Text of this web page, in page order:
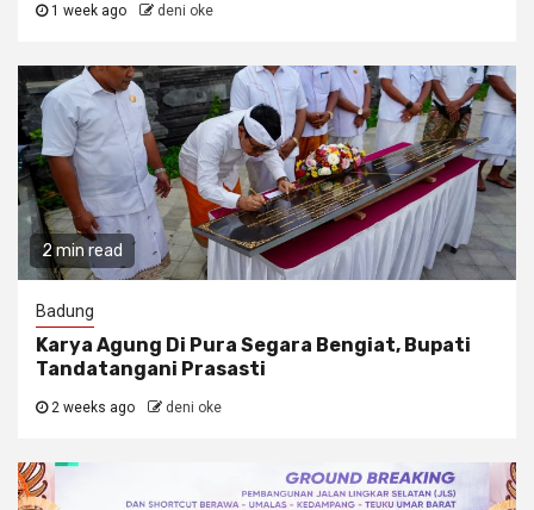
1 week ago deni oke
2 min read
Badung
Karya Agung Di Pura Segara Bengiat, Bupati
Tandatangani Prasasti
2 weeks ago deni oke